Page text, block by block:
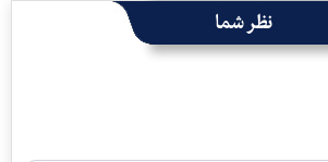
نظر شما